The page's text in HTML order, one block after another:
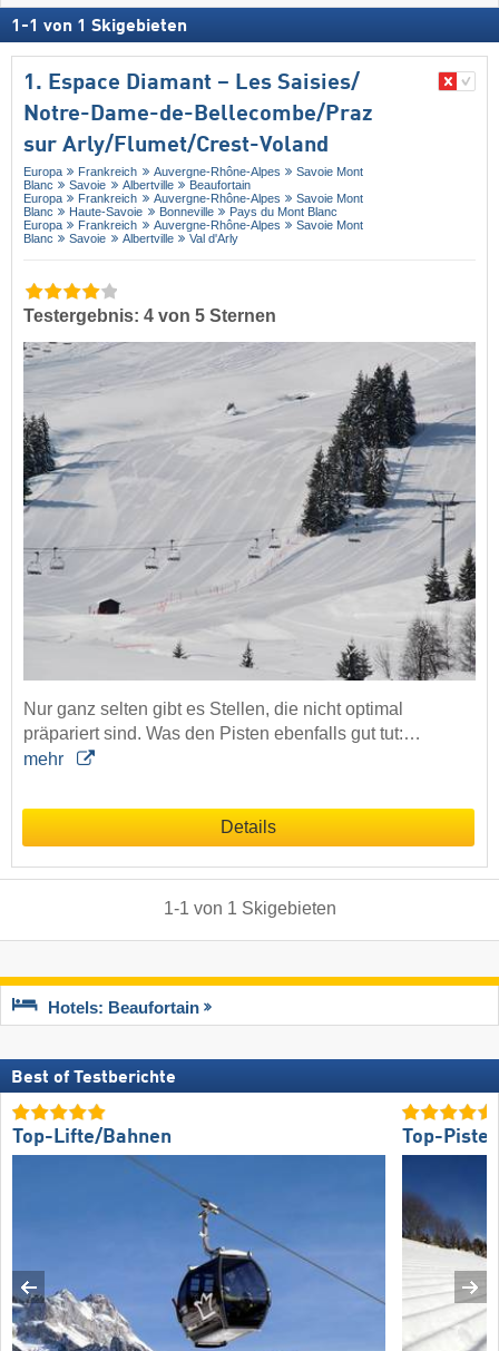
1 -1 von 1 Skigebieten
1. Espace Diamant – Les Saisies/​
Notre-Dame-de-Bellecombe/​Praz
sur Arly/​Flumet/​Crest-Voland
Europa Frankreich Auvergne-Rhône-Alpes
Savoie Mont
Blanc
Savoie Albertville
Beaufortain
Europa
Frankreich Auvergne-Rhône-Alpes
Savoie Mont
Blanc
Haute-Savoie Bonneville
Pays du Mont Blanc
Europa
Frankreich Auvergne-Rhône-Alpes
Savoie Mont
Blanc
Savoie Albertville Val d'Arly
Testergebnis: 4 von 5 Sternen
Nur ganz selten gibt es Stellen, die nicht optimal
präpariert sind. Was den Pisten ebenfalls gut tut:…
mehr
Details
1-1 von 1 Skigebieten
Hotels: Beaufortain
Best of Testberichte
Top-Lifte/Bahnen Top-